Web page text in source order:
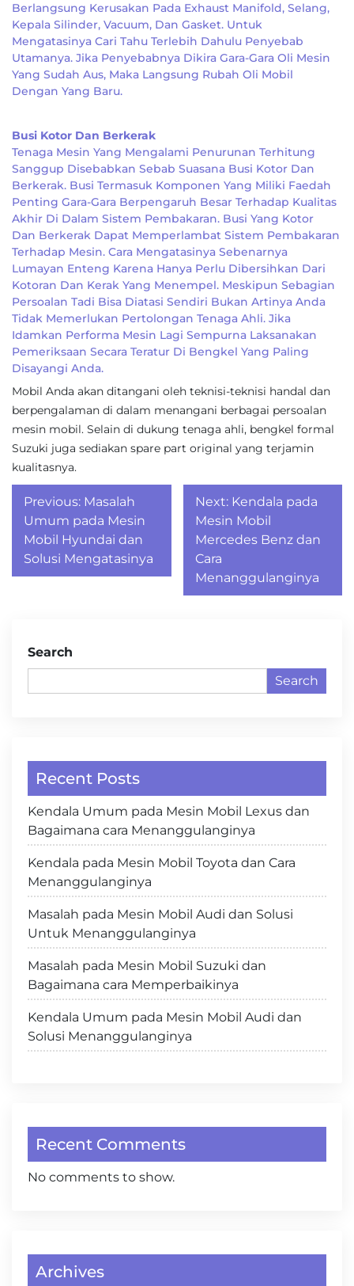
Berlangsung Kerusakan Pada Exhaust Manifold, Selang,
Kepala Silinder, Vacuum, Dan Gasket. Untuk
Mengatasinya Cari Tahu Terlebih Dahulu Penyebab
Utamanya. Jika Penyebabnya Dikira Gara-Gara Oli Mesin
Yang Sudah Aus, Maka Langsung Rubah Oli Mobil
Dengan Yang Baru.
Busi Kotor Dan Berkerak
Tenaga Mesin Yang Mengalami Penurunan Terhitung
Sanggup Disebabkan Sebab Suasana Busi Kotor Dan
Berkerak. Busi Termasuk Komponen Yang Miliki Faedah
Penting Gara-Gara Berpengaruh Besar Terhadap Kualitas
Akhir Di Dalam Sistem Pembakaran. Busi Yang Kotor
Dan Berkerak Dapat Memperlambat Sistem Pembakaran
Terhadap Mesin. Cara Mengatasinya Sebenarnya
Lumayan Enteng Karena Hanya Perlu Dibersihkan Dari
Kotoran Dan Kerak Yang Menempel. Meskipun Sebagian
Persoalan Tadi Bisa Diatasi Sendiri Bukan Artinya Anda
Tidak Memerlukan Pertolongan Tenaga Ahli. Jika
Idamkan Performa Mesin Lagi Sempurna Laksanakan
Pemeriksaan Secara Teratur Di Bengkel Yang Paling
Disayangi Anda.
Mobil Anda akan ditangani oleh teknisi-teknisi handal dan
berpengalaman di dalam menangani berbagai persoalan
mesin mobil. Selain di dukung tenaga ahli, bengkel formal
Suzuki juga sediakan spare part original yang terjamin
kualitasnya.
Post
navigation
Previous: Masalah
Umum pada Mesin
Mobil Hyundai dan
Solusi Mengatasinya
Next: Kendala pada
Mesin Mobil
Mercedes Benz dan
Cara
Menanggulanginya
Search
Search
Recent Posts
Kendala Umum pada Mesin Mobil Lexus dan
Bagaimana cara Menanggulanginya
Kendala pada Mesin Mobil Toyota dan Cara
Menanggulanginya
Masalah pada Mesin Mobil Audi dan Solusi
Untuk Menanggulanginya
Masalah pada Mesin Mobil Suzuki dan
Bagaimana cara Memperbaikinya
Kendala Umum pada Mesin Mobil Audi dan
Solusi Menanggulanginya
Recent Comments
No comments to show.
Archives